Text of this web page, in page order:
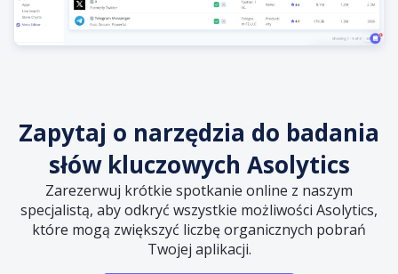
Zapytaj o narzędzia do badania
słów kluczowych Asolytics
Zarezerwuj krótkie spotkanie online z naszym
specjalistą, aby odkryć wszystkie możliwości Asolytics,
które mogą zwiększyć liczbę organicznych pobrań
Twojej aplikacji.